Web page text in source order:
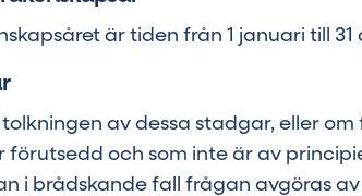
är tiden från 1 januari till 31
av dessa stadgar, eller
förutsedd och som inte är av
i brådskande fall frågan avgöras